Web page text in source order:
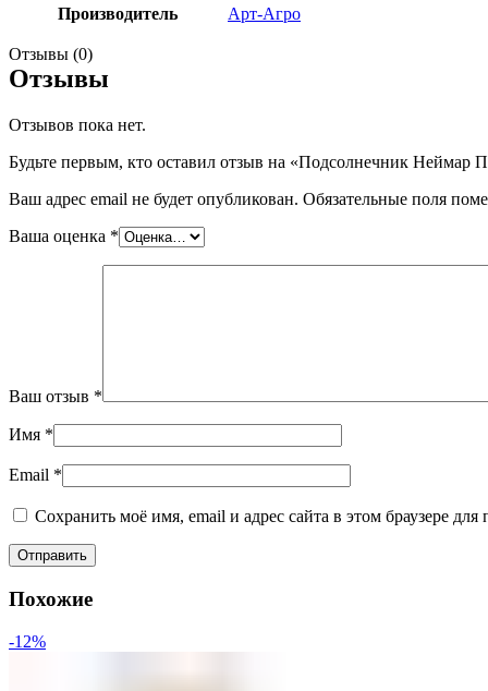
Производитель Арт-Агро
Отзывы (0)
Отзывы
Отзывов пока нет.
Будьте первым, кто оставил отзыв на «Подсолнечник Неймар
Ваш адрес email не будет опубликован. Обязательные поля
Ваша оценка *
Ваш отзыв *
Имя *
Email *
Сохранить моё имя, email и адрес сайта в этом браузере
Похожие
-12%